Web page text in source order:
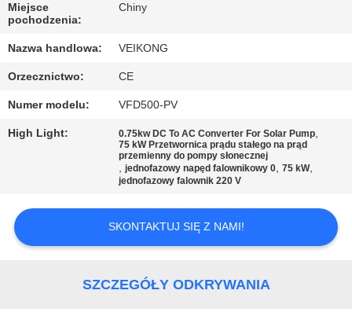
POPROSIĆ
O
WYCENĘ
MAPA
POLITYKA
PRYWATNOŚCI
Miejsce
pochodzenia:
Chiny
Nazwa handlowa: VEIKONG
Orzecznictwo: CE
Numer modelu: VFD500-PV
High Light: 0.75kw DC To AC Converter For Solar Pump,
75 kW Przetwornica prądu stałego na prąd
przemienny do pompy słonecznej
,jednofazowy napęd falownikowy 0,75 kW,
jednofazowy falownik 220 V
SKONTAKTUJ SIĘ Z NAMI!
SZCZEGÓŁY ODKRYWANIA